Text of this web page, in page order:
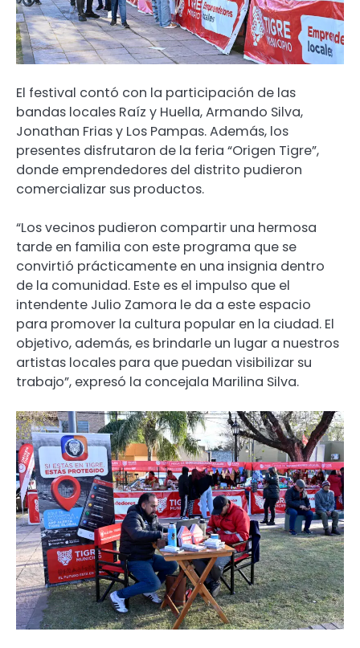
El festival contó con la participación de las
bandas locales Raíz y Huella, Armando Silva,
Jonathan Frias y Los Pampas. Además, los
presentes disfrutaron de la feria “Origen Tigre”,
donde emprendedores del distrito pudieron
comercializar sus productos.
“Los vecinos pudieron compartir una hermosa
tarde en familia con este programa que se
convirtió prácticamente en una insignia dentro
de la comunidad. Este es el impulso que el
intendente Julio Zamora le da a este espacio
para promover la cultura popular en la ciudad. El
objetivo, además, es brindarle un lugar a nuestros
artistas locales para que puedan visibilizar su
trabajo”, expresó la concejala Marilina Silva.